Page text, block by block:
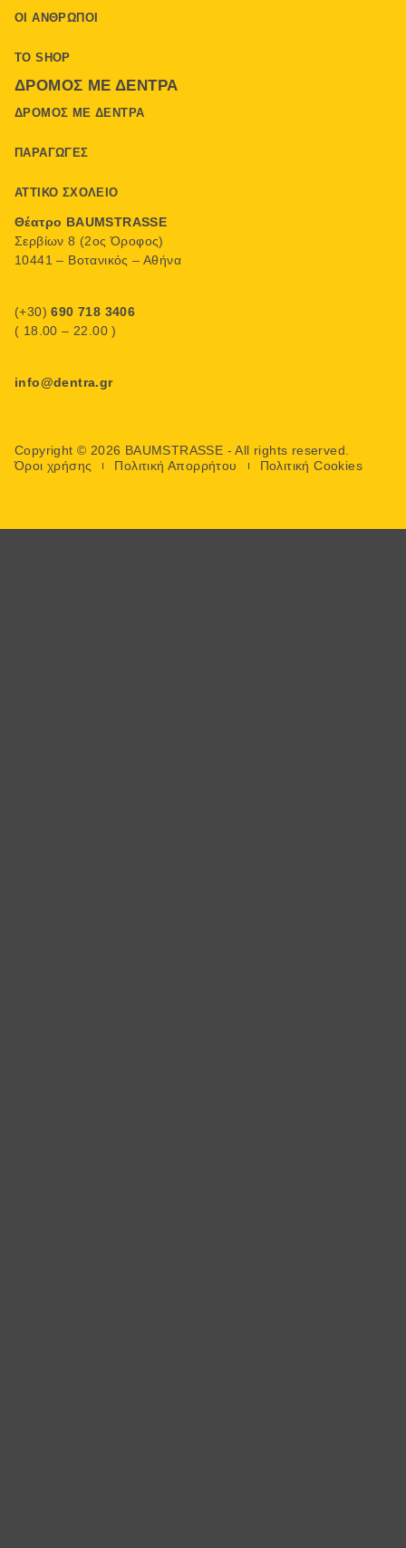
ΟΙ ΆΝΘΡΩΠΟΙ
ΤΟ SHOP
ΔΡΌΜΟΣ ΜΕ ΔΈΝΤΡΑ
ΔΡΌΜΟΣ ΜΕ ΔΈΝΤΡΑ
ΠΑΡΑΓΩΓΈΣ
ΑΤΤΙΚΌ ΣΧΟΛΕΊΟ
Θέατρο BAUMSTRASSE
Σερβίων 8 (2ος Όροφος)
10441 – Βοτανικός – Αθήνα
(+30)690 718 3406
( 18.00 – 22.00 )
info@dentra.gr
Copyright © 2026 BAUMSTRASSE - All rights reserved.
Όροι χρήσης
Πολιτική Απορρήτου Πολιτική Cookies